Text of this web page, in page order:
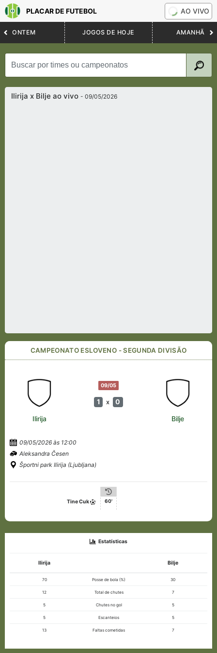
PLACAR DE FUTEBOL AO VIVO
ONTEM JOGOS DE HOJE AMANHÃ
Ilirija x Bilje ao vivo- 09/05/2026
CAMPEONATO ESLOVENO - SEGUNDA DIVISÃO
09/05
1 x 0
Ilirija Bilje
09/05/2026 às 12:00
Aleksandra Česen
Športni park Ilirija (Ljubljana)
Tine Cuk 60'
Estatísticas
Ilirija Bilje
70 Posse de bola (%) 30
12 Total de chutes 7
5 Chutes no gol 5
5 Escanteios 5
13 Faltas cometidas 7